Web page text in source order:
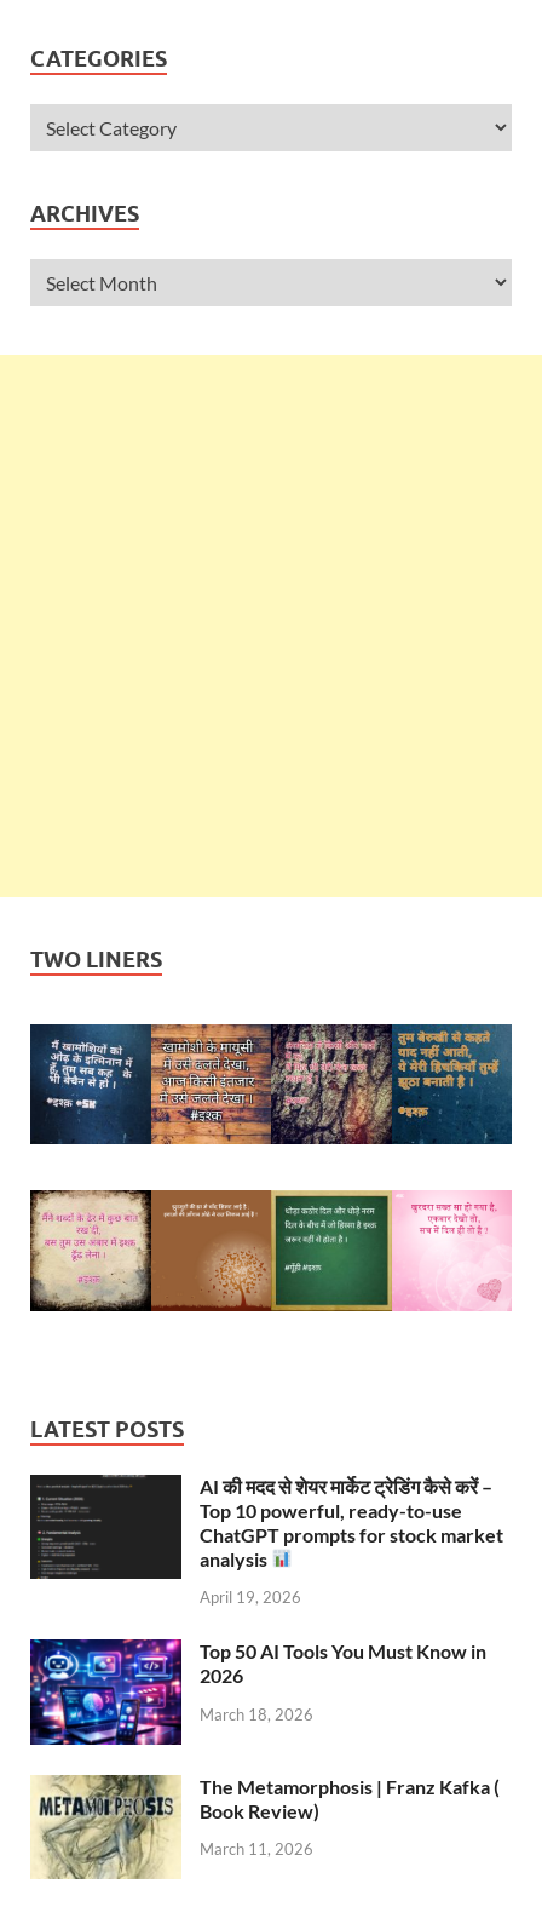
CATEGORIES
ARCHIVES
TWO LINERS
LATEST POSTS
AI की मदद से शेयर मार्केट ट्रेडिंग कैसे करें –
Top 10 powerful, ready-to-use
ChatGPT prompts for stock market
analysis
April 19, 2026
Top 50 AI Tools You Must Know in
2026
March 18, 2026
The Metamorphosis | Franz Kafka (
Book Review)
March 11, 2026